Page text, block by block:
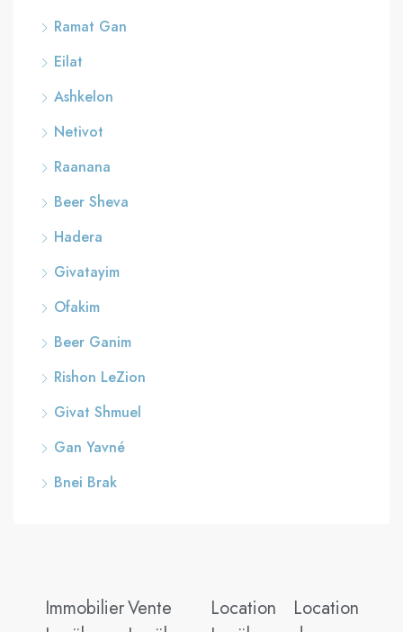
Ramat Gan
Eilat
Ashkelon
Netivot
Raanana
Beer Sheva
Hadera
Givatayim
Ofakim
Beer Ganim
Rishon LeZion
Givat Shmuel
Gan Yavné
Bnei Brak
ImmobilierVente
Location
Location